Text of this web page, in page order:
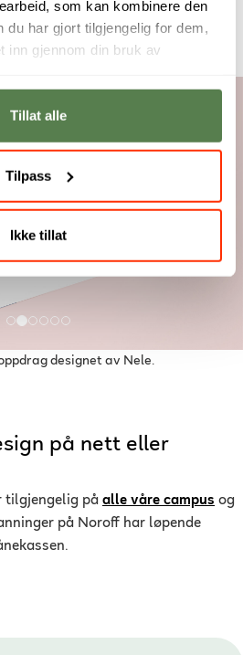
som kan kombinere den
du har gjort tilgjengelig for dem,
inn gjennom din bruk av
Tillat alle
Tilpass
Ikke tillat
Jeg har også ekstremt lyst til å
hvor jeg kan lære mye og bli kjent
avslutter hun.
designet av Nele.
på nett eller
tilgjengelig på alle våre campus og
på Noroff har løpende